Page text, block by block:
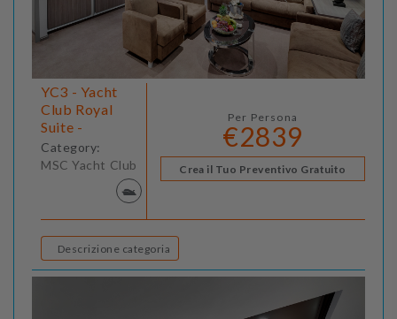
YC3 - Yacht
Club Royal
Suite -
Category:
MSC Yacht Club
Per Persona
€2839
Crea il Tuo Preventivo Gratuito
Descrizione categoria